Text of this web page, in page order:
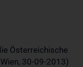
Österreichische
30-09-2013)